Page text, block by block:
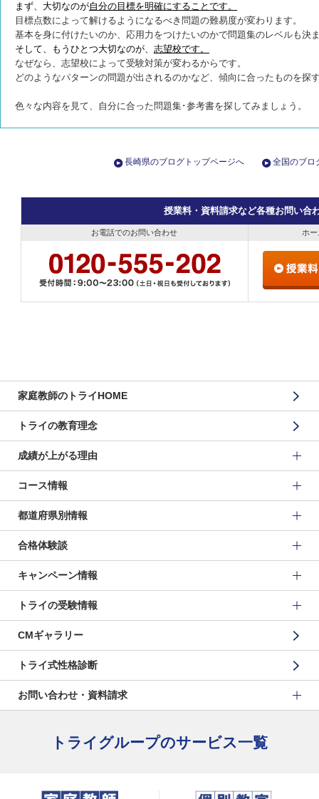
まず、大切なのが自分の目標を明確にすることです。
目標点数によって解けるようになるべき問題の難易度が変わります。
基本を身に付けたいのか、応用力をつけたいのかで問題集のレベルも決
そして、もうひとつ大切なのが、 志望校です。
なぜなら、志望校によって受験対策が変わるからです。
どのようなパターンの問題が出されるのかなど、傾向に合ったものを探
色々な内容を見て、自分に合った問題集･参考書を探してみましょう。
長崎県のブログトップページへ 全国のブロ
授業料・資料請求など各種お問い合
お電話でのお問い合わせ ホ
家庭教師のトライHOME
トライの教育理念
成績が上がる理由
コース情報
都道府県別情報
合格体験談
キャンペーン情報
トライの受験情報
CMギャラリー
トライ式性格診断
お問い合わせ・資料請求
トライグループのサービス一覧